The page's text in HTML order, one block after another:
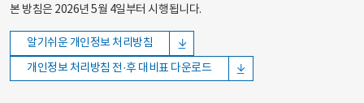
본 방침은 2026년 5월 4일부터 시행됩니다.
알기쉬운 개인정보 처리방침
개인정보 처리방침 전·후 대비표 다운로드